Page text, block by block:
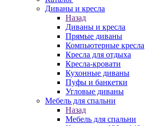
Диваны и кресла
Назад
Диваны и кресла
Прямые диваны
Компьютерные кресла
Кресла для отдыха
Кресла-кровати
Кухонные диваны
Пуфы и банкетки
Угловые диваны
Мебель для спальни
Назад
Мебель для спальни